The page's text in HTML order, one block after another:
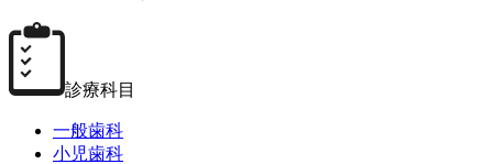
診療科目
一般歯科
小児歯科